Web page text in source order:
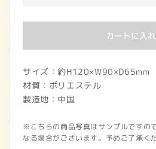
カートに入
サイズ：約H120×W90×D65mm
材質：ポリエステル
製造地：中国
※こちらの商品写真はサンプルですの
なる場合がございます。予めご了承く